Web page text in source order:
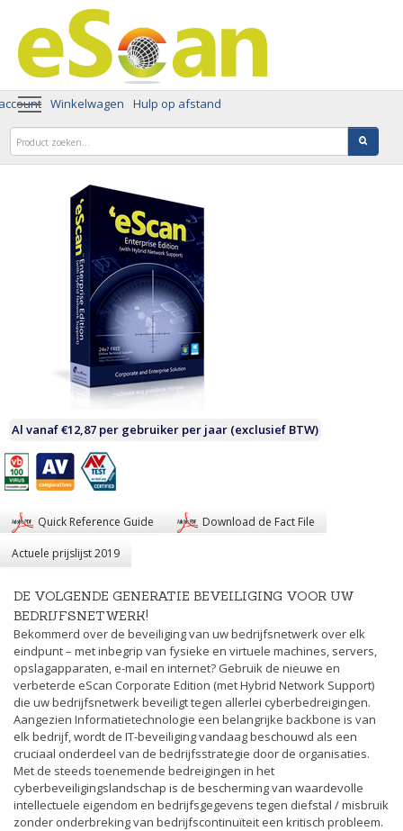
Winkelwagen Hulp op afstand
Al vanaf €12,87 per gebruiker per jaar (exclusief BTW)
Quick Reference Guide Download de Fact File
Actuele prijslijst 2019
DE VOLGENDE GENERATIE BEVEILIGING VOOR UW
BEDRIJFSNETWERK!
Bekommerd over de beveiliging van uw bedrijfsnetwerk over elk
eindpunt – met inbegrip van fysieke en virtuele machines, servers,
opslagapparaten, e-mail en internet? Gebruik de nieuwe en
verbeterde eScan Corporate Edition (met Hybrid Network Support)
die uw bedrijfsnetwerk beveiligt tegen allerlei cyberbedreigingen.
Aangezien Informatietechnologie een belangrijke backbone is van
elk bedrijf, wordt de IT-beveiliging vandaag beschouwd als een
cruciaal onderdeel van de bedrijfsstrategie door de organisaties.
Met de steeds toenemende bedreigingen in het
cyberbeveiligingslandschap is de bescherming van waardevolle
intellectuele eigendom en bedrijfsgegevens tegen diefstal / misbruik
zonder onderbreking van bedrijfscontinuïteit een kritisch probleem.